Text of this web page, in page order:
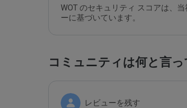
WOT のセキュリティ スコアは、
ーに基づいています。
コミュニティは何と言
レビューを残す